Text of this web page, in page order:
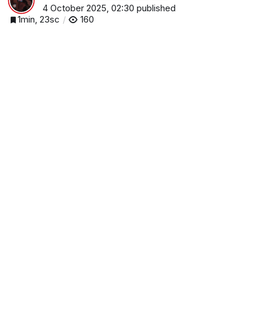
4 October 2025, 02:30 published
1min, 23sc
160